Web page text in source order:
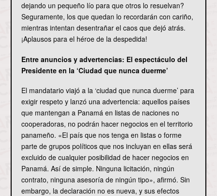
dejando un pequeño lío para que otros lo resuelvan?
Seguramente, los que quedan lo recordarán con cariño,
mientras intentan desentrañar el caos que dejó atrás.
¡Aplausos para el héroe de la despedida!
Entre anuncios y advertencias: El espectáculo del
Presidente en la ‘Ciudad que nunca duerme’
El mandatario viajó a la ‘ciudad que nunca duerme’ para
exigir respeto y lanzó una advertencia: aquellos países
que mantengan a Panamá en listas de naciones no
cooperadoras, no podrán hacer negocios en el territorio
panameño. «El país que nos tenga en listas o forme
parte de grupos políticos que nos incluyan en ellas será
excluido de cualquier posibilidad de hacer negocios en
Panamá. Así de simple. Ninguna licitación, ningún
contrato, ninguna asesoría de ningún tipo», afirmó. Sin
embargo, la declaración no es nueva, y sus efectos